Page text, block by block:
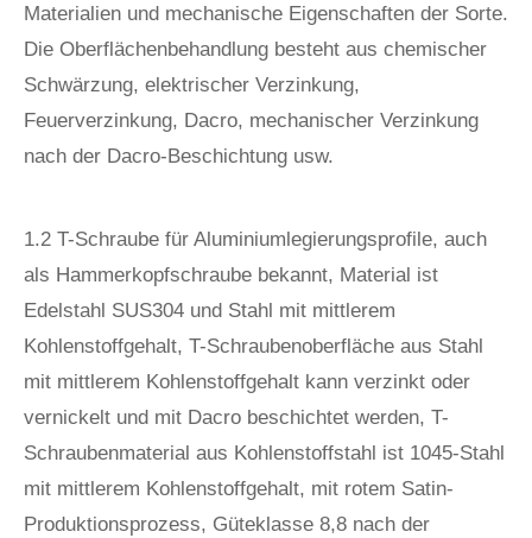
Materialien und mechanische Eigenschaften der Sorte.
Die Oberflächenbehandlung besteht aus chemischer
Schwärzung, elektrischer Verzinkung,
Feuerverzinkung, Dacro, mechanischer Verzinkung
nach der Dacro-Beschichtung usw.
1.2 T-Schraube für Aluminiumlegierungsprofile, auch
als Hammerkopfschraube bekannt, Material ist
Edelstahl SUS304 und Stahl mit mittlerem
Kohlenstoffgehalt, T-Schraubenoberfläche aus Stahl
mit mittlerem Kohlenstoffgehalt kann verzinkt oder
vernickelt und mit Dacro beschichtet werden, T-
Schraubenmaterial aus Kohlenstoffstahl ist 1045-Stahl
mit mittlerem Kohlenstoffgehalt, mit rotem Satin-
Produktionsprozess, Güteklasse 8,8 nach der